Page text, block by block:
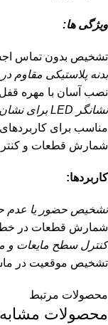
ویژگی ها:
تشخیص بدون تماس
بدنه پلاستیکی مقاوم
نصب آسان با مهره قفل
نشانگر LED برای نشان دادن وضعیت سوئیچینگ
مناسب برای
شمارش قطعات و
کاربردها:
تشخیص حضور یا عدم
شمارش قطعات در
کنترل سطح مایعات و
تشخیص موقعیت در
محصولات مرتبط
محصولات مشابه